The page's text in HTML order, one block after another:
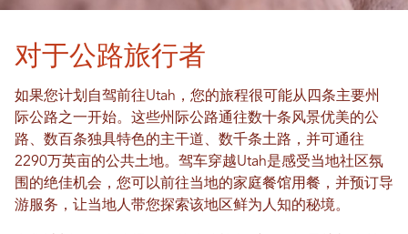
对于公路旅行者
如果您计划自驾前往Utah，您的旅程很可能从四条主要州
际公路之一开始。这些州际公路通往数十条风景优美的公
路、数百条独具特色的主干道、数千条土路，并可通往
2290万英亩的公共土地。驾车穿越Utah是感受当地社区氛
围的绝佳机会，您可以前往当地的家庭餐馆用餐，并预订导
游服务，让当地人带您探索该地区鲜为人知的秘境。